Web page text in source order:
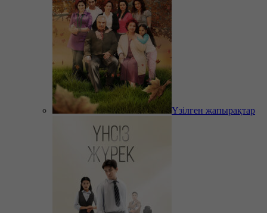
Үзілген жапырақтар